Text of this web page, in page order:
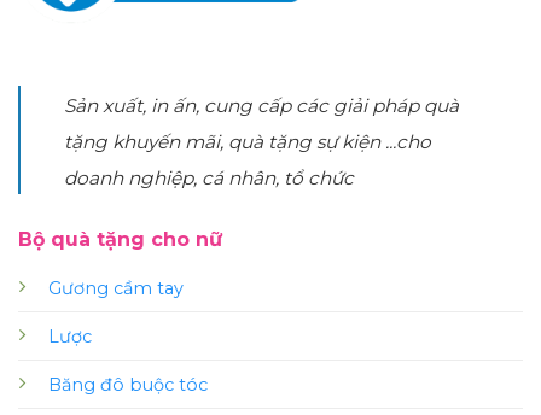
Sản xuất, in ấn, cung cấp các giải pháp quà
tặng khuyến mãi, quà tặng sự kiện ...cho
doanh nghiệp, cá nhân, tổ chức
Bộ quà tặng cho nữ
Gương cầm tay
Lược
Băng đô buộc tóc